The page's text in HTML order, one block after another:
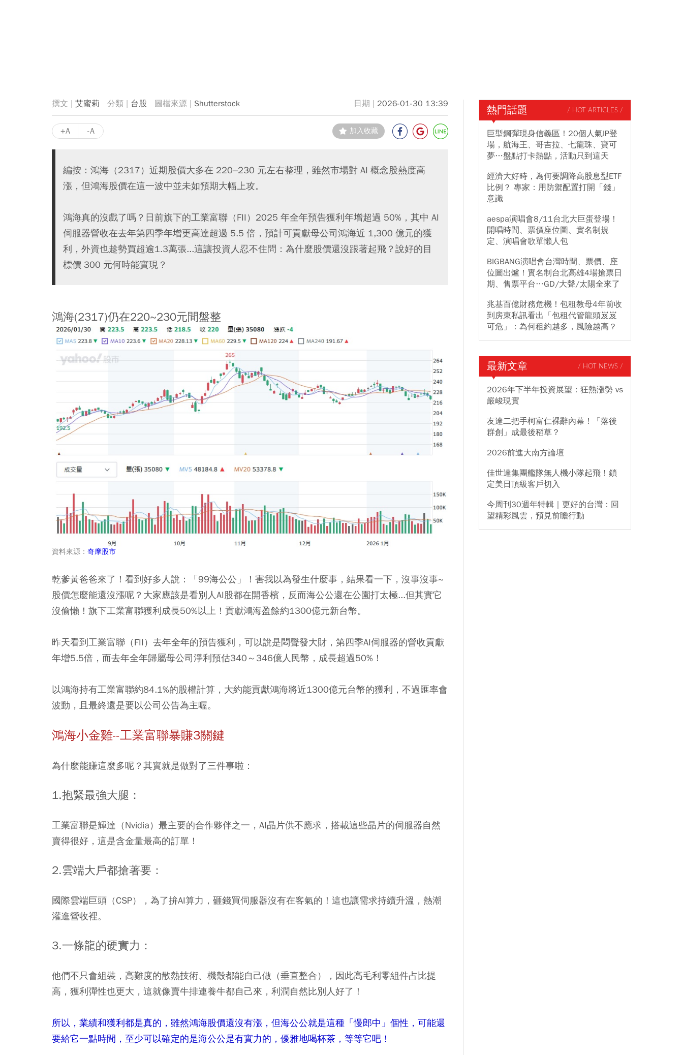
艾蜜莉 台股 Shutterstock 2026-01-30 13:39
+A -A 加入收藏
編按：鴻海（2317）近期股價大多在 220–230 元左右整理，雖然市場對 AI 概念股熱度高
漲，但鴻海股價在這一波中並未如預期大幅上攻。
鴻海真的沒戲了嗎？日前旗下的工業富聯（FII）2025 年全年預告獲利年增超過 50%，其中 AI
伺服器營收在去年第四季年增更高達超過 5.5 倍，預計可貢獻母公司鴻海近 1,300 億元的獲
利，外資也趁勢買超逾1.3萬張...這讓投資人忍不住問：為什麼股價還沒跟著起飛？說好的目
標價 300 元何時能實現？
鴻海(2317)仍在220~230元間盤整
資料來源： 奇摩股市
乾爹黃爸爸來了！看到好多人說：「99海公公」！害我以為發生什麼事，結果看一下，沒事沒事~
股價怎麼能還沒漲呢？大家應該是看別人AI股都在開香檳，反而海公公還在公園打太極...但其實它
沒偷懶！旗下工業富聯獲利成長50%以上！貢獻鴻海盈餘約1300億元新台幣。
昨天看到工業富聯（FII）去年全年的預告獲利，可以說是悶聲發大財，第四季AI伺服器的營收貢獻
年增5.5倍，而去年全年歸屬母公司淨利預估340～346億人民幣，成長超過50%！
以鴻海持有工業富聯約84.1%的股權計算，大約能貢獻鴻海將近1300億元台幣的獲利，不過匯率會
波動，且最終還是要以公司公告為主喔。
鴻海小金雞--工業富聯暴賺3關鍵
為什麼能賺這麼多呢？其實就是做對了三件事啦：
1.抱緊最強大腿：
工業富聯是輝達（Nvidia）最主要的合作夥伴之一，AI晶片供不應求，搭載這些晶片的伺服器自然
賣得很好，這是含金量最高的訂單！
2.雲端大戶都搶著要：
國際雲端巨頭（CSP），為了拚AI算力，砸錢買伺服器沒有在客氣的！這也讓需求持續升溫，熱潮
灌進營收裡。
3.一條龍的硬實力：
他們不只會組裝，高難度的散熱技術、機殼都能自己做（垂直整合），因此高毛利零組件占比提
高，獲利彈性也更大，這就像賣牛排連養牛都自己來，利潤自然比別人好了！
所以，業績和獲利都是真的，雖然鴻海股價還沒有漲，但海公公就是這種「慢郎中」個性，可能還
要給它一點時間，至少可以確定的是海公公是有實力的，優雅地喝杯茶，等等它吧！
熱門話題 / HOT ARTICLES /
巨型鋼彈現身信義區！20個人氣IP登
場，航海王、哥吉拉、七龍珠、寶可
夢…盤點打卡熱點，活動只到這天
經濟大好時，為何要調降高股息型ETF
比例？ 專家：用防禦配置打開「錢」
意識
aespa演唱會8/11台北大巨蛋登場！
開唱時間、票價座位圖、實名制規
定、演唱會歌單懶人包
BIGBANG演唱會台灣時間、票價、座
位圖出爐！實名制台北高雄4場搶票日
期、售票平台…GD/大聲/太陽全來了
兆基百億財務危機！包租教母4年前收
到房東私訊看出「包租代管龍頭岌岌
可危」：為何租約越多，風險越高？
最新文章 / HOT NEWS /
2026年下半年投資展望：狂熱漲勢 vs
嚴峻現實
友達二把手柯富仁裸辭內幕！「落後
群創」成最後稻草？
2026前進大南方論壇
佳世達集團艦隊無人機小隊起飛！鎖
定美日頂級客戶切入
今周刊30週年特輯｜更好的台灣：回
望精彩風雲，預見前瞻行動